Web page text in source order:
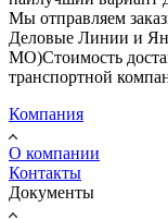
Мы отправляем
Деловые Линии и
МО)Стоимость
транспортной
Компания
О компании
Контакты
Документы